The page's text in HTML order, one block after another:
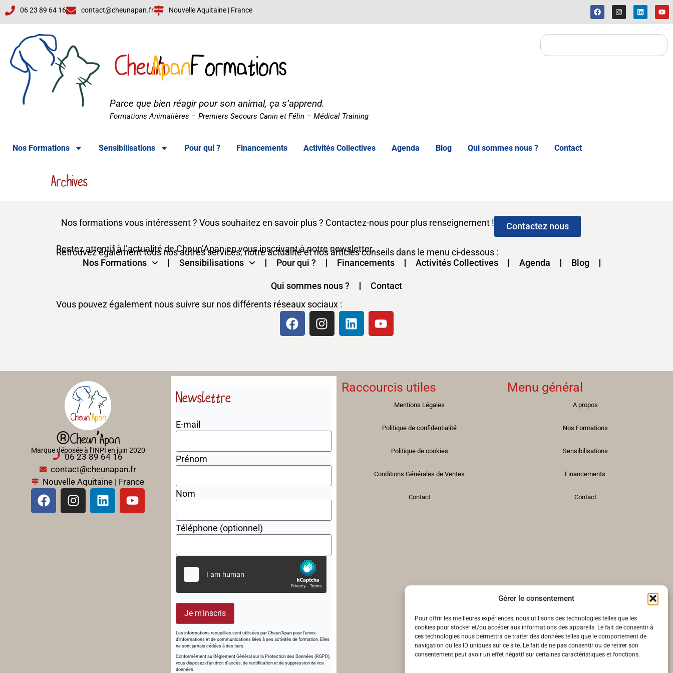
Gérer le consentement
Pour offrir les meilleures expériences, nous utilisons des technologies telles que les
cookies pour stocker et/ou accéder aux informations des appareils. Le fait de consentir à
ces technologies nous permettra de traiter des données telles que le comportement de
navigation ou les ID uniques sur ce site. Le fait de ne pas consentir ou de retirer son
consentement peut avoir un effet négatif sur certaines caractéristiques et fonctions.
06 23 89 64 16 contact@cheunapan.fr Nouvelle Aquitaine | France
Cheun
'
ApanFormations
Parce que bien réagir pour son animal, ça s’apprend.
Formations Animalières – Premiers Secours Canin et Félin – Médical Training
Nos Formations Sensibilisations Pour qui ? Financements Activités Collectives Agenda Blog Qui sommes nous ? Contact
Archives
Nos formations vous intéressent ? Vous souhaitez en savoir plus ? Contactez-nous pour plus renseignement ! Contactez nous
Restez attentif à l’actualité de Cheun’Apan en vous inscrivant à notre newsletter.
Retrouvez également tous nos autres services, notre actualité et nos articles conseils dans le menu ci-dessous :
Nos Formations
Sensibilisations Pour qui ? Financements Activités Collectives Agenda Blog
Qui sommes nous ?
Contact
Vous pouvez également nous suivre sur nos différents réseaux sociaux :
®Cheun’Apan
Marque déposée à l’INPI en juin 2020
06 23 89 64 16
contact@cheunapan.fr
Nouvelle Aquitaine | France
Newslettre
E-mail
Prénom
Nom
Téléphone (optionnel)
Je m'inscris
Les informations recueillies sont utilisées par Cheun’Apan pour l’envoi
d’informations et de communications liées à ses activités de formation. Elles
ne sont jamais cédées à des tiers.
Conformément au Règlement Général sur la Protection des Données (RGPD),
vous disposez d’un droit d’accès, de rectification et de suppression de vos
données.
Raccourcis utiles
Mentions Légales
Politique de confidentialité
Politique de cookies
Conditions Générales de Ventes
Contact
Menu général
A propos
Nos Formations
Sensibilisations
Financements
Contact